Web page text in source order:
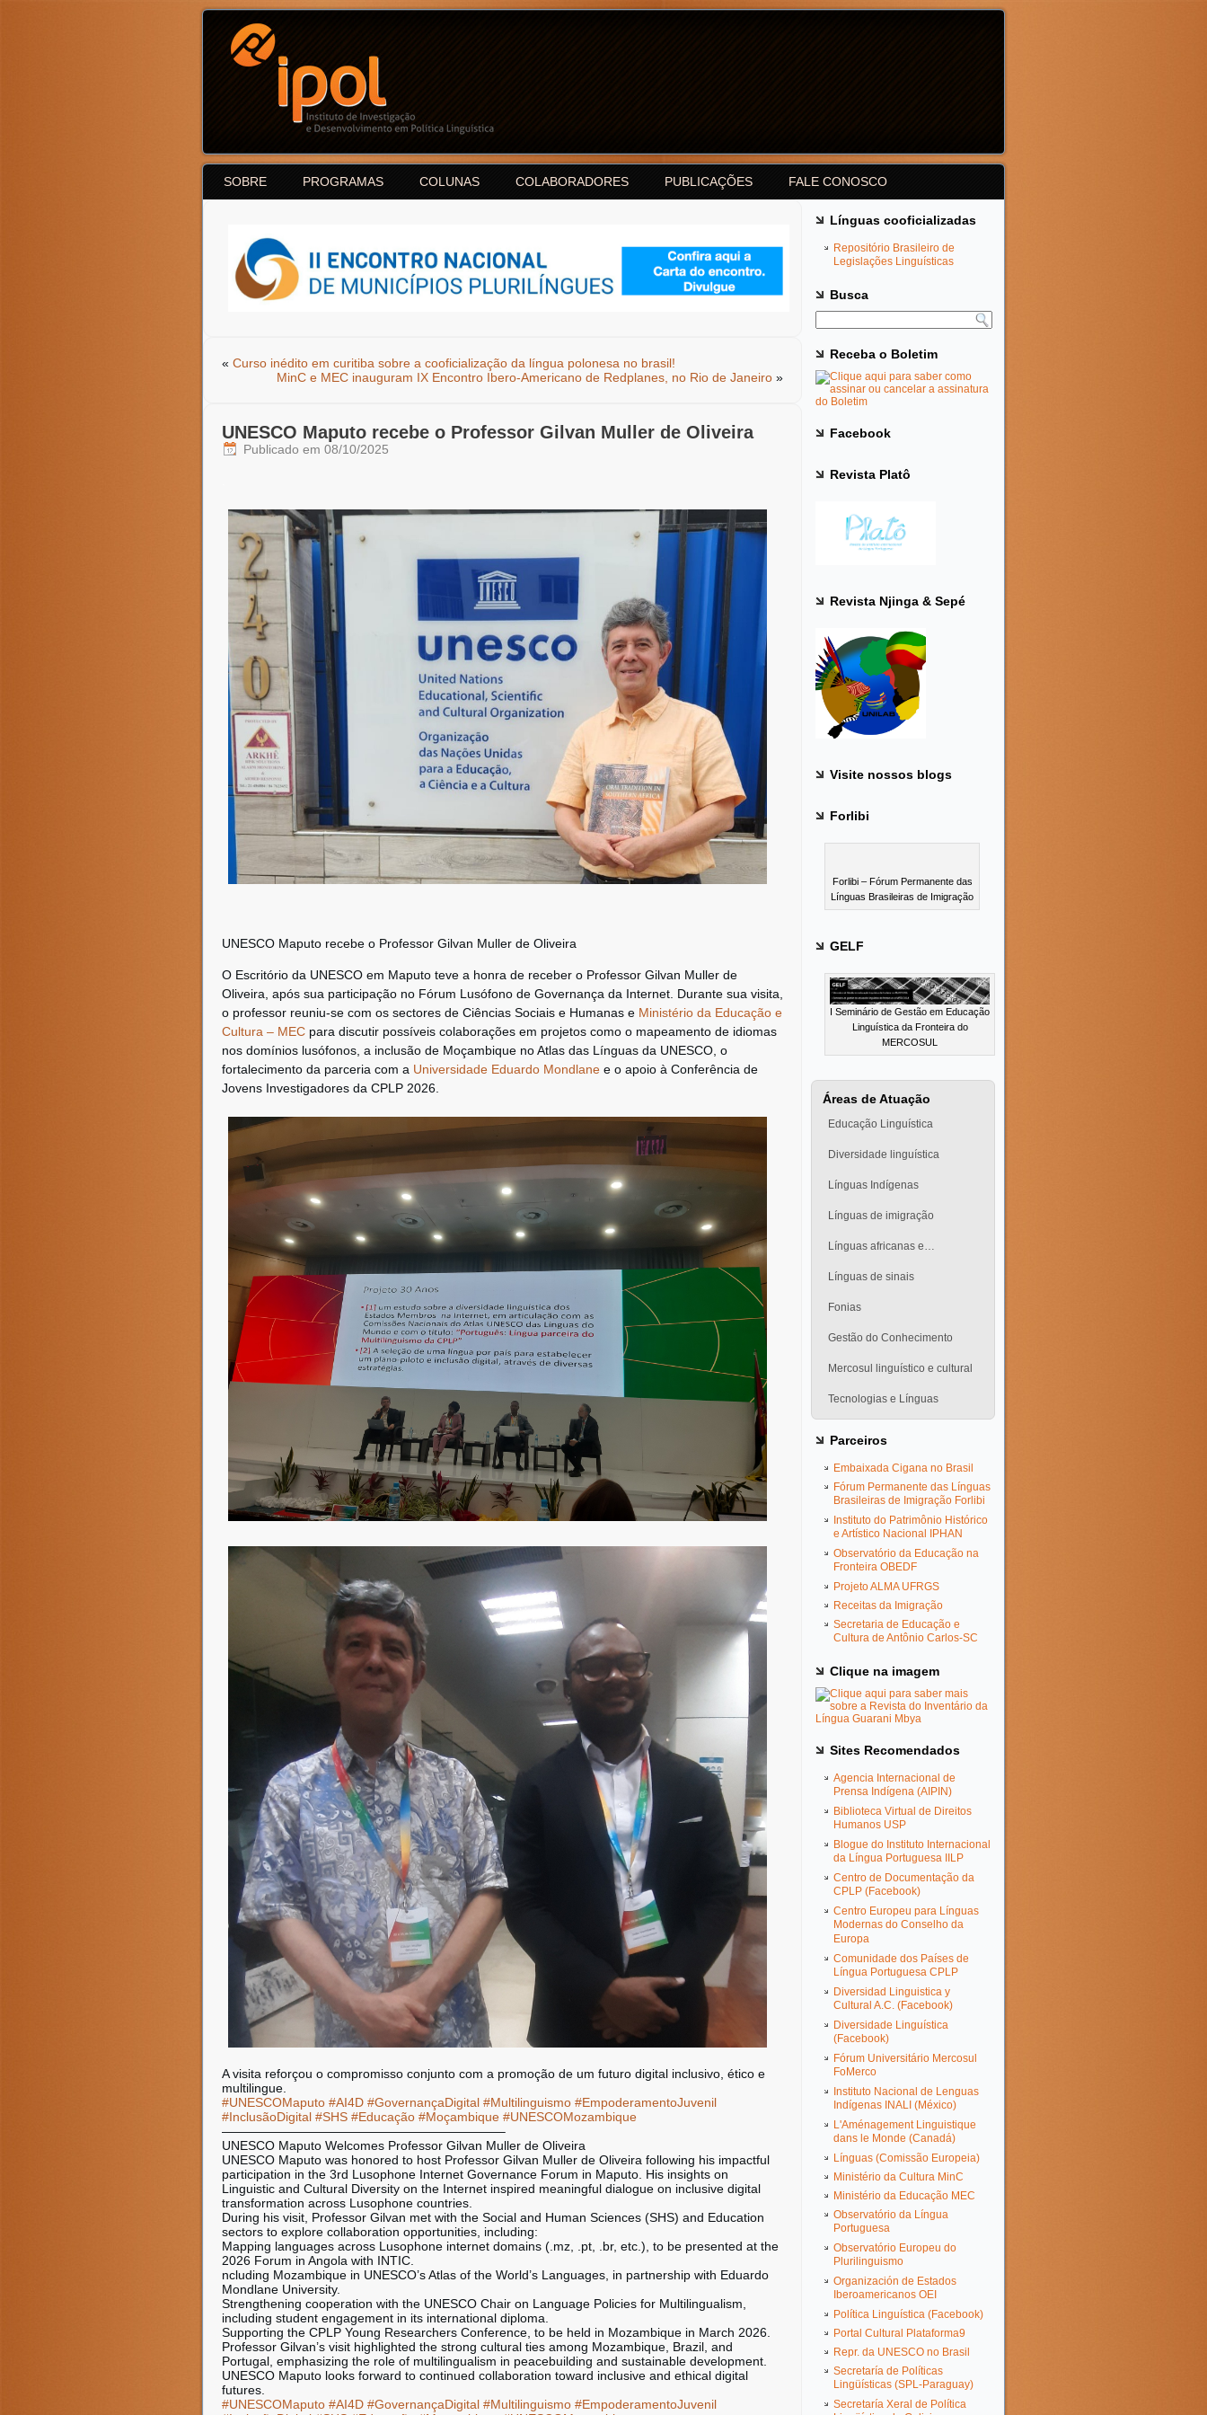
SOBRE PROGRAMAS COLUNAS COLABORADORES PUBLICAÇÕES FALE CONOSCO
« Curso inédito em curitiba sobre a cooficialização da língua polonesa no brasil!
MinC e MEC inauguram IX Encontro Ibero-Americano de Redplanes, no Rio de Janeiro »
UNESCO Maputo recebe o Professor Gilvan Muller de Oliveira
Publicado em 08/10/2025
UNESCO Maputo recebe o Professor Gilvan Muller de Oliveira
O Escritório da UNESCO em Maputo teve a honra de receber o Professor Gilvan Muller de
Oliveira, após sua participação no Fórum Lusófono de Governança da Internet. Durante sua visita,
o professor reuniu-se com os sectores de Ciências Sociais e Humanas e Ministério da Educação e
Cultura – MEC para discutir possíveis colaborações em projetos como o mapeamento de idiomas
nos domínios lusófonos, a inclusão de Moçambique no Atlas das Línguas da UNESCO, o
fortalecimento da parceria com a Universidade Eduardo Mondlane e o apoio à Conferência de
Jovens Investigadores da CPLP 2026.
A visita reforçou o compromisso conjunto com a promoção de um futuro digital inclusivo, ético e
multilingue.
#UNESCOMaputo #AI4D #GovernançaDigital #Multilinguismo #EmpoderamentoJuvenil
#InclusãoDigital #SHS #Educação #Moçambique #UNESCOMozambique
——————————————————————–
UNESCO Maputo Welcomes Professor Gilvan Muller de Oliveira
UNESCO Maputo was honored to host Professor Gilvan Muller de Oliveira following his impactful
participation in the 3rd Lusophone Internet Governance Forum in Maputo. His insights on
Linguistic and Cultural Diversity on the Internet inspired meaningful dialogue on inclusive digital
transformation across Lusophone countries.
During his visit, Professor Gilvan met with the Social and Human Sciences (SHS) and Education
sectors to explore collaboration opportunities, including:
Mapping languages across Lusophone internet domains (.mz, .pt, .br, etc.), to be presented at the
2026 Forum in Angola with INTIC.
ncluding Mozambique in UNESCO’s Atlas of the World’s Languages, in partnership with Eduardo
Mondlane University.
Strengthening cooperation with the UNESCO Chair on Language Policies for Multilingualism,
including student engagement in its international diploma.
Supporting the CPLP Young Researchers Conference, to be held in Mozambique in March 2026.
Professor Gilvan’s visit highlighted the strong cultural ties among Mozambique, Brazil, and
Portugal, emphasizing the role of multilingualism in peacebuilding and sustainable development.
UNESCO Maputo looks forward to continued collaboration toward inclusive and ethical digital
futures.
#UNESCOMaputo #AI4D #GovernançaDigital #Multilinguismo #EmpoderamentoJuvenil
Línguas cooficializadas
Repositório Brasileiro de
Legislações Linguísticas
Busca
Receba o Boletim
Facebook
Revista Platô
Revista Njinga & Sepé
Visite nossos blogs
Forlibi
Forlibi – Fórum Permanente das
Línguas Brasileiras de Imigração
GELF
I Seminário de Gestão em Educação
Linguística da Fronteira do
MERCOSUL
Áreas de Atuação
Educação Linguística
Diversidade linguística
Línguas Indígenas
Línguas de imigração
Línguas africanas e…
Línguas de sinais
Fonias
Gestão do Conhecimento
Mercosul linguístico e cultural
Tecnologias e Línguas
Parceiros
Embaixada Cigana no Brasil
Fórum Permanente das Línguas
Brasileiras de Imigração Forlibi
Instituto do Patrimônio Histórico
e Artístico Nacional IPHAN
Observatório da Educação na
Fronteira OBEDF
Projeto ALMA UFRGS
Receitas da Imigração
Secretaria de Educação e
Cultura de Antônio Carlos-SC
Clique na imagem
Sites Recomendados
Agencia Internacional de
Prensa Indígena (AIPIN)
Biblioteca Virtual de Direitos
Humanos USP
Blogue do Instituto Internacional
da Língua Portuguesa IILP
Centro de Documentação da
CPLP (Facebook)
Centro Europeu para Línguas
Modernas do Conselho da
Europa
Comunidade dos Países de
Língua Portuguesa CPLP
Diversidad Linguistica y
Cultural A.C. (Facebook)
Diversidade Linguística
(Facebook)
Fórum Universitário Mercosul
FoMerco
Instituto Nacional de Lenguas
Indígenas INALI (México)
L'Aménagement Linguistique
dans le Monde (Canadá)
Línguas (Comissão Europeia)
Ministério da Cultura MinC
Ministério da Educação MEC
Observatório da Língua
Portuguesa
Observatório Europeu do
Plurilinguismo
Organización de Estados
Iberoamericanos OEI
Política Linguística (Facebook)
Portal Cultural Plataforma9
Repr. da UNESCO no Brasil
Secretaría de Políticas
Lingüísticas (SPL-Paraguay)
Secretaría Xeral de Política